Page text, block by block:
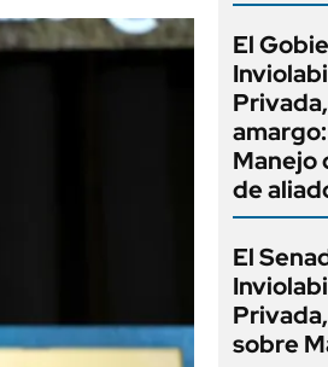
El
Manejo
de
El
sobre